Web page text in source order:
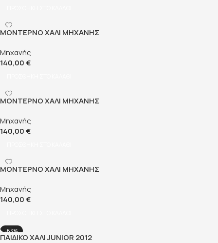
ΜΟΝΤΈΡΝΟ ΧΑΛΊ ΜΗΧΑΝΉΣ
Μηχανής
140,00€
ΜΟΝΤΈΡΝΟ ΧΑΛΊ ΜΗΧΑΝΉΣ
Μηχανής
140,00€
ΜΟΝΤΈΡΝΟ ΧΑΛΊ ΜΗΧΑΝΉΣ
Μηχανής
140,00€
-63%
ΠΑΙΔΙΚΌ ΧΑΛΊ JUNIOR 2012